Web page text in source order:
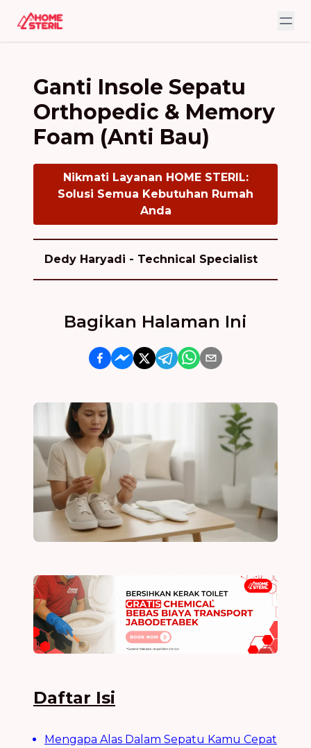
Ganti Insole Sepatu
Orthopedic & Memory
Foam (Anti Bau)
Nikmati Layanan HOME STERIL:
Solusi Semua Kebutuhan Rumah
Anda
Dedy Haryadi - Technical Specialist
Bagikan Halaman Ini
Daftar Isi
Mengapa Alas Dalam Sepatu Kamu Cepat